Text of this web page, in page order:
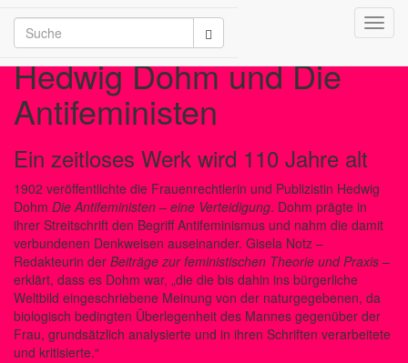
/2026
Hedwig Dohm und Die
Antifeministen
Ein zeitloses Werk wird 110 Jahre alt
1902 veröffentlichte die Frauenrechtlerin und Publizistin Hedwig
Dohm Die Antifeministen – eine Verteidigung. Dohm prägte in
ihrer Streitschrift den Begriff Antifeminismus und nahm die damit
verbundenen Denkweisen auseinander. Gisela Notz –
Redakteurin der Beiträge zur feministischen Theorie und Praxis –
erklärt, dass es Dohm war, „die die bis dahin ins bürgerliche
Weltbild eingeschriebene Meinung von der naturgegebenen, da
biologisch bedingten Überlegenheit des Mannes gegenüber der
Frau, grundsätzlich analysierte und in ihren Schriften verarbeitete
und kritisierte.“